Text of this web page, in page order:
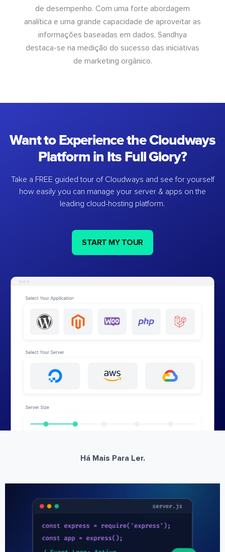
de desempenho. Com uma forte abordagem
analítica e uma grande capacidade de aproveitar as
informações baseadas em dados, Sandhya
destaca-se na medição do sucesso das iniciativas
de marketing orgânico.
Want to Experience the Cloudways
Platform in Its Full Glory?
Take a FREE guided tour of Cloudways and see for yourself
how easily you can manage your server & apps on the
leading cloud-hosting platform.
START MY TOUR
Há Mais Para Ler.